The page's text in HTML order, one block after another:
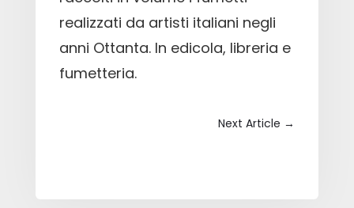
realizzati da artisti italiani negli
anni Ottanta. In edicola, libreria e
fumetteria.
Next Article →